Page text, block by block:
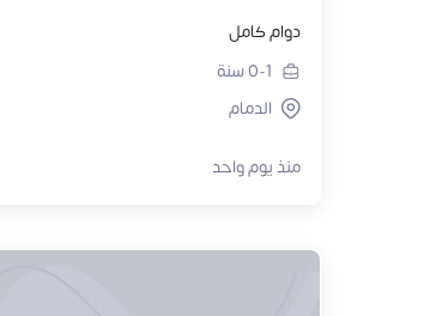
دوام كامل
0-1سنة
الدمام
منذ يوم واحد